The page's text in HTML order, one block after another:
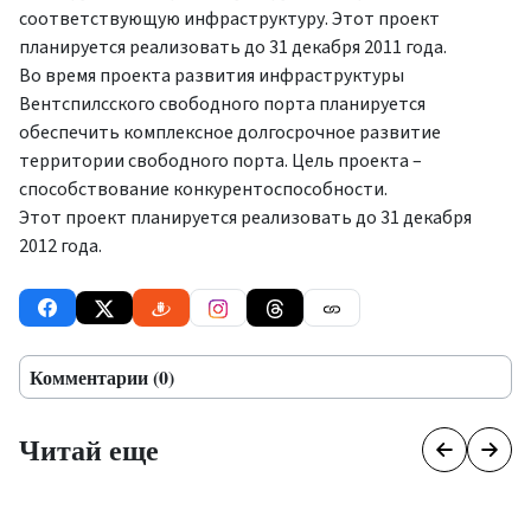
соответствующую инфраструктуру. Этот проект
планируется реализовать до 31 декабря 2011 года.
Во время проекта развития инфраструктуры
Вентспилсского свободного порта планируется
обеспечить комплексное долгосрочное развитие
территории свободного порта. Цель проекта –
способствование конкурентоспособности.
Этот проект планируется реализовать до 31 декабря
2012 года.
Комментарии (0)
Читай еще